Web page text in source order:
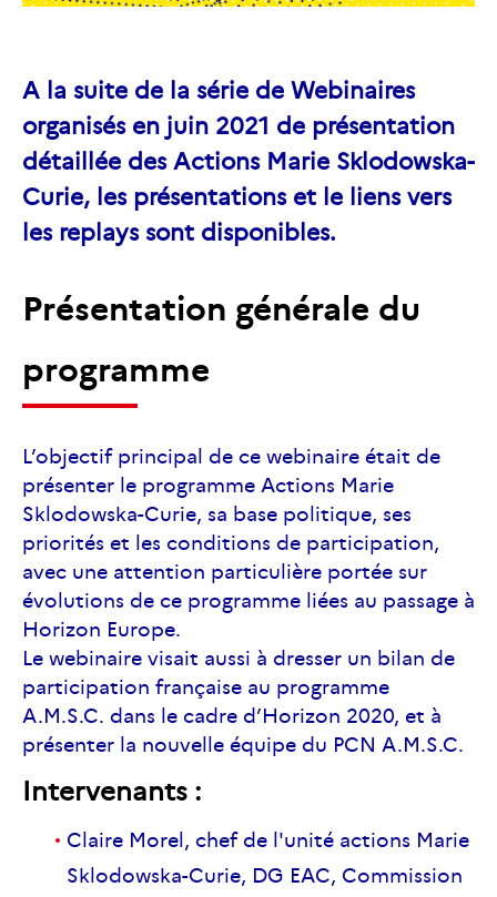
A la suite de la série de Webinaires
organisés en juin 2021 de présentation
détaillée des Actions Marie Sklodowska-
Curie, les présentations et le liens vers
les replays sont disponibles.
Présentation générale du
programme
L’objectif principal de ce webinaire était de
présenter le programme Actions Marie
Sklodowska-Curie, sa base politique, ses
priorités et les conditions de participation,
avec une attention particulière portée sur
évolutions de ce programme liées au passage à
Horizon Europe.
Le webinaire visait aussi à dresser un bilan de
participation française au programme
A.M.S.C. dans le cadre d’Horizon 2020, et à
présenter la nouvelle équipe du PCN A.M.S.C.
Intervenants :
Claire Morel, chef de l'unité actions Marie
Sklodowska-Curie, DG EAC, Commission